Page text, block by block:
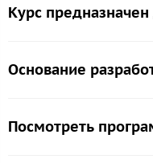
Курс
Основание
Посмотреть